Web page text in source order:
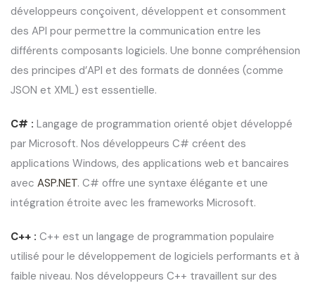
développeurs conçoivent, développent et consomment
des API pour permettre la communication entre les
différents composants logiciels. Une bonne compréhension
des principes d’API et des formats de données (comme
JSON et XML) est essentielle.
C# : Langage de programmation orienté objet développé
par Microsoft. Nos développeurs C# créent des
applications Windows, des applications web et bancaires
avec ASP.NET. C# offre une syntaxe élégante et une
intégration étroite avec les frameworks Microsoft.
C++ : C++ est un langage de programmation populaire
utilisé pour le développement de logiciels performants et à
faible niveau. Nos développeurs C++ travaillent sur des